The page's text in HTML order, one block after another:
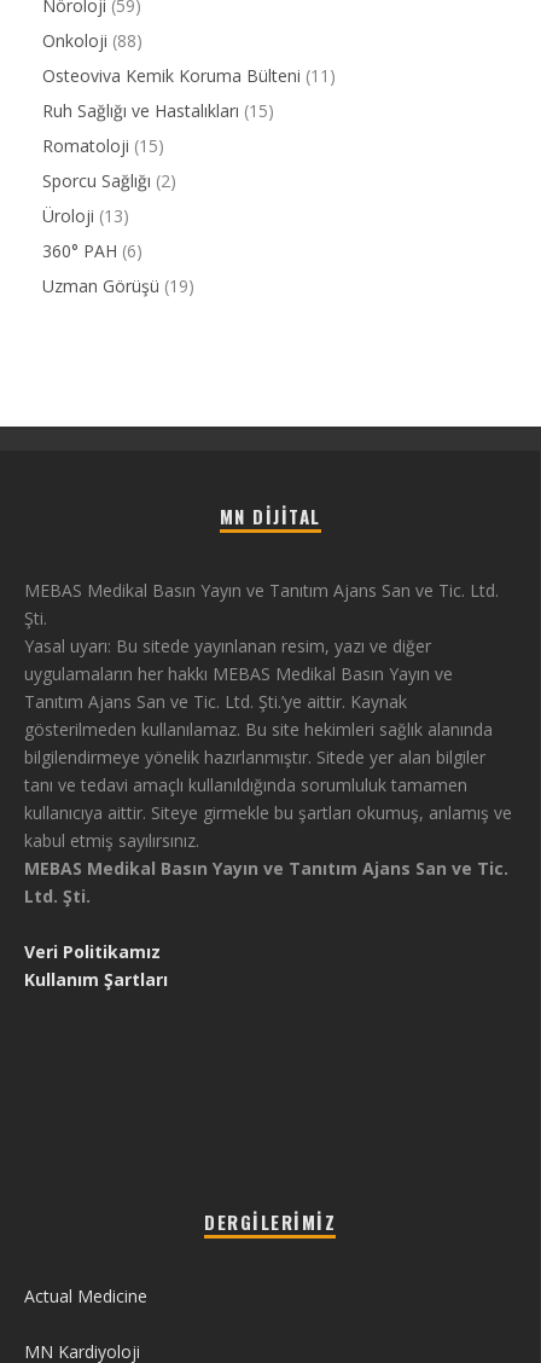
Nöroloji (59)
Onkoloji (88)
Osteoviva Kemik Koruma Bülteni (11)
Ruh Sağlığı ve Hastalıkları (15)
Romatoloji (15)
Sporcu Sağlığı (2)
Üroloji (13)
360° PAH (6)
Uzman Görüşü (19)
MN DIJITAL
MEBAS Medikal Basın Yayın ve Tanıtım Ajans San ve Tic. Ltd.
Şti.
Yasal uyarı: Bu sitede yayınlanan resim, yazı ve diğer
uygulamaların her hakkı MEBAS Medikal Basın Yayın ve
Tanıtım Ajans San ve Tic. Ltd. Şti.’ye aittir. Kaynak
gösterilmeden kullanılamaz. Bu site hekimleri sağlık alanında
bilgilendirmeye yönelik hazırlanmıştır. Sitede yer alan bilgiler
tanı ve tedavi amaçlı kullanıldığında sorumluluk tamamen
kullanıcıya aittir. Siteye girmekle bu şartları okumuş, anlamış ve
kabul etmiş sayılırsınız.
MEBAS Medikal Basın Yayın ve Tanıtım Ajans San ve Tic.
Ltd. Şti.
Veri Politikamız
Kullanım Şartları
DERGILERIMIZ
Actual Medicine
MN Kardiyoloji